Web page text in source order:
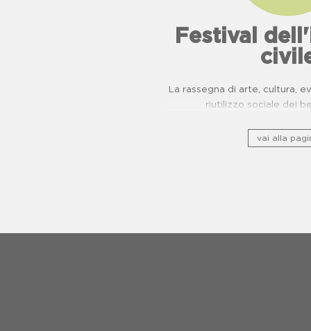
Festival
La rassegna di arte, cultura,
riutilizzo sociale dei
vai alla